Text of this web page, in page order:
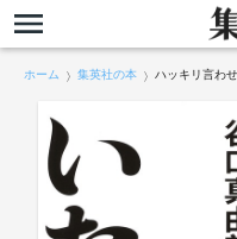
ホーム 集英社の本 ハッキリ言わせて